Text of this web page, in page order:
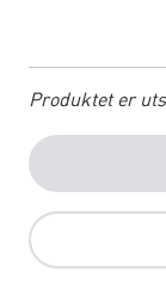
Produktet er